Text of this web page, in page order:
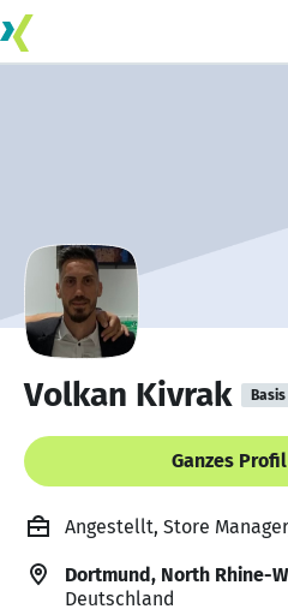
Volkan Kivrak Basis
Ganzes
Angestellt, Store
Dortmund, North Rhine-
Deutschland